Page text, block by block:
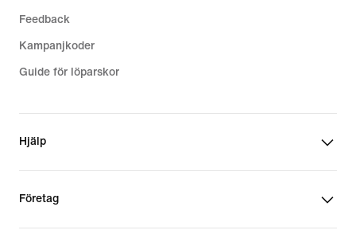
Feedback
Kampanjkoder
Guide för löparskor
Hjälp
Företag